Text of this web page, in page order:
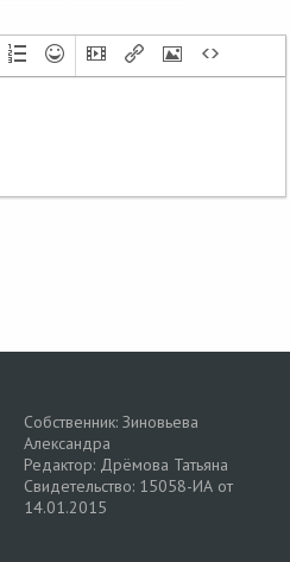
Собственник: Зиновьева
Александра
Редактор: Дрёмова Татьяна
Свидетельство: 15058-ИА от
14.01.2015